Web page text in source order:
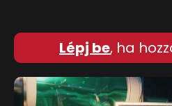
Lépj be, ha